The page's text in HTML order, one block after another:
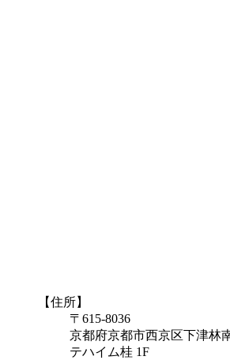
【住所】
〒615-8036
京都府京都市西京区下津林
テハイム桂 1F